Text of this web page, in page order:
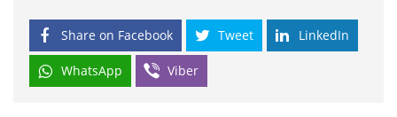
Share on Facebook Tweet LinkedIn
WhatsApp Viber